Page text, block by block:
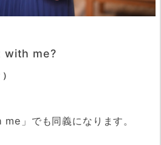
me?
」でも同義になります。